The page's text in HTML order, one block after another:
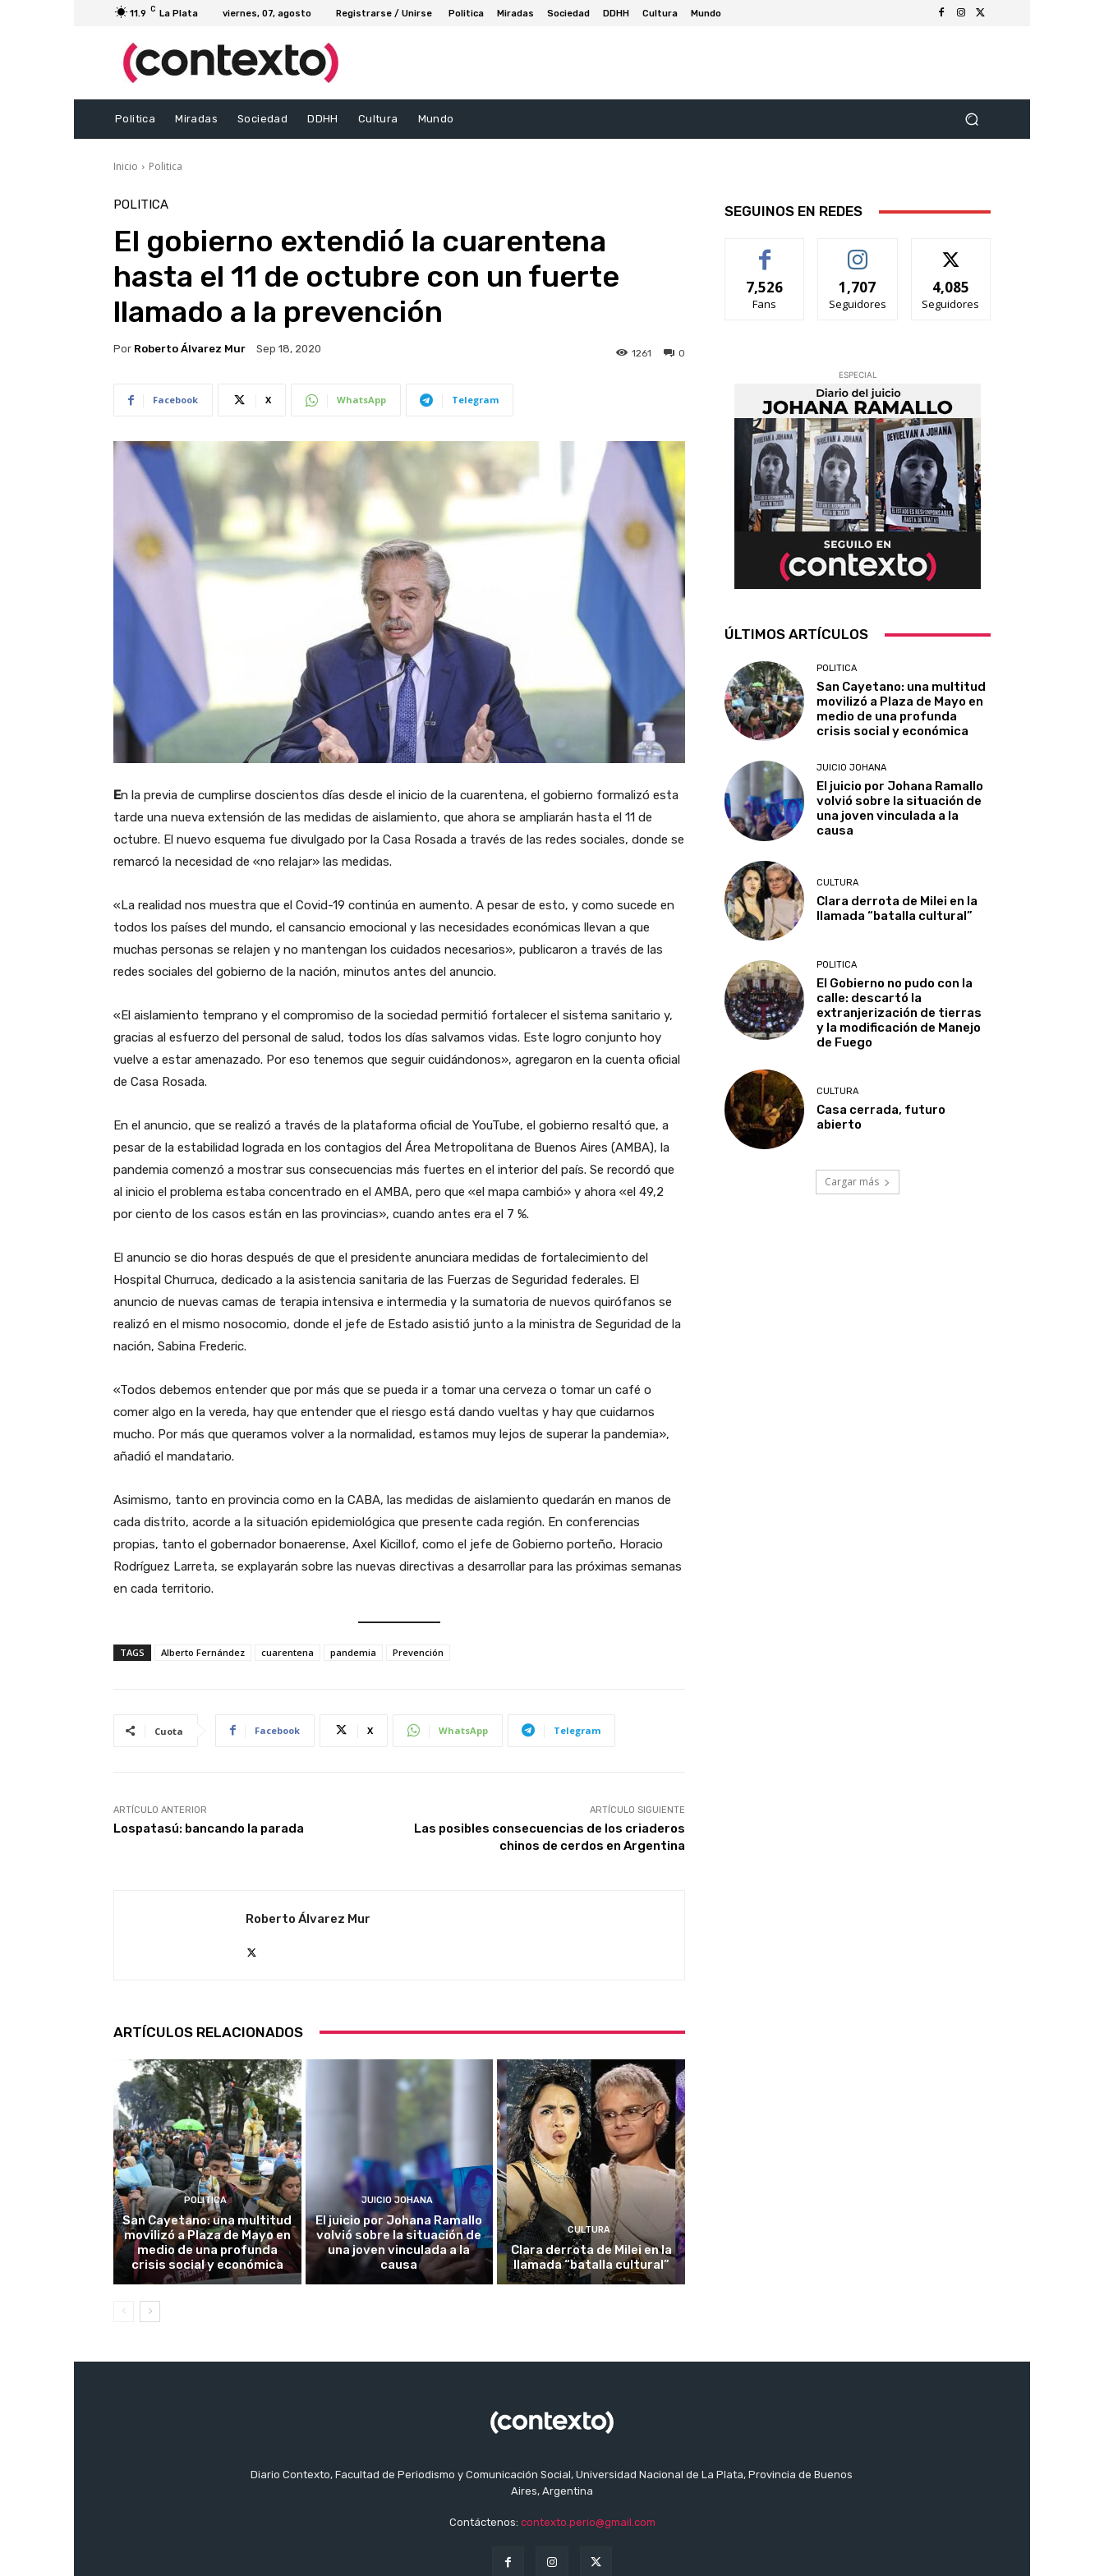
11.9 C La Plata viernes, 07, agosto Registrarse / Unirse Politica Miradas Sociedad DDHH Cultura Mundo
Politica Miradas Sociedad DDHH Cultura Mundo
Inicio Politica
POLITICA
El gobierno extendió la cuarentena
hasta el 11 de octubre con un fuerte
llamado a la prevención
Por Roberto Álvarez Mur Sep 18, 2020 0
1261
Facebook X WhatsApp Telegram
En la previa de cumplirse doscientos días desde el inicio de la cuarentena, el gobierno formalizó esta
tarde una nueva extensión de las medidas de aislamiento, que ahora se ampliarán hasta el 11 de
octubre. El nuevo esquema fue divulgado por la Casa Rosada a través de las redes sociales, donde se
remarcó la necesidad de «no relajar» las medidas.
«La realidad nos muestra que el Covid-19 continúa en aumento. A pesar de esto, y como sucede en
todos los países del mundo, el cansancio emocional y las necesidades económicas llevan a que
muchas personas se relajen y no mantengan los cuidados necesarios», publicaron a través de las
redes sociales del gobierno de la nación, minutos antes del anuncio.
«El aislamiento temprano y el compromiso de la sociedad permitió fortalecer el sistema sanitario y,
gracias al esfuerzo del personal de salud, todos los días salvamos vidas. Este logro conjunto hoy
vuelve a estar amenazado. Por eso tenemos que seguir cuidándonos», agregaron en la cuenta oficial
de Casa Rosada.
En el anuncio, que se realizó a través de la plataforma oficial de YouTube, el gobierno resaltó que, a
pesar de la estabilidad lograda en los contagios del Área Metropolitana de Buenos Aires (AMBA), la
pandemia comenzó a mostrar sus consecuencias más fuertes en el interior del país. Se recordó que
al inicio el problema estaba concentrado en el AMBA, pero que «el mapa cambió» y ahora «el 49,2
por ciento de los casos están en las provincias», cuando antes era el 7 %.
El anuncio se dio horas después de que el presidente anunciara medidas de fortalecimiento del
Hospital Churruca, dedicado a la asistencia sanitaria de las Fuerzas de Seguridad federales. El
anuncio de nuevas camas de terapia intensiva e intermedia y la sumatoria de nuevos quirófanos se
realizó en el mismo nosocomio, donde el jefe de Estado asistió junto a la ministra de Seguridad de la
nación, Sabina Frederic.
«Todos debemos entender que por más que se pueda ir a tomar una cerveza o tomar un café o
comer algo en la vereda, hay que entender que el riesgo está dando vueltas y hay que cuidarnos
mucho. Por más que queramos volver a la normalidad, estamos muy lejos de superar la pandemia»,
añadió el mandatario.
Asimismo, tanto en provincia como en la CABA, las medidas de aislamiento quedarán en manos de
cada distrito, acorde a la situación epidemiológica que presente cada región. En conferencias
propias, tanto el gobernador bonaerense, Axel Kicillof, como el jefe de Gobierno porteño, Horacio
Rodríguez Larreta, se explayarán sobre las nuevas directivas a desarrollar para las próximas semanas
en cada territorio.
TAGS Alberto Fernández cuarentena pandemia Prevención
Cuota Facebook X WhatsApp Telegram
ARTÍCULO ANTERIOR
Lospatasú: bancando la parada
ARTÍCULO SIGUIENTE
Las posibles consecuencias de los criaderos
chinos de cerdos en Argentina
Roberto Álvarez Mur
ARTÍCULOS RELACIONADOS
POLITICA
San Cayetano: una multitud
movilizó a Plaza de Mayo en
medio de una profunda
crisis social y económica
JUICIO JOHANA
El juicio por Johana Ramallo
volvió sobre la situación de
una joven vinculada a la
causa
CULTURA
Clara derrota de Milei en la
llamada “batalla cultural”
SEGUINOS EN REDES
7,526
Fans
1,707
Seguidores
4,085
Seguidores
ESPECIAL
ÚLTIMOS ARTÍCULOS
POLITICA
San Cayetano: una multitud
movilizó a Plaza de Mayo en
medio de una profunda
crisis social y económica
JUICIO JOHANA
El juicio por Johana Ramallo
volvió sobre la situación de
una joven vinculada a la
causa
CULTURA
Clara derrota de Milei en la
llamada “batalla cultural”
POLITICA
El Gobierno no pudo con la
calle: descartó la
extranjerización de tierras
y la modificación de Manejo
de Fuego
CULTURA
Casa cerrada, futuro
abierto
Cargar más
Diario Contexto, Facultad de Periodismo y Comunicación Social, Universidad Nacional de La Plata, Provincia de Buenos
Aires, Argentina
Contáctenos: contexto.perio@gmail.com